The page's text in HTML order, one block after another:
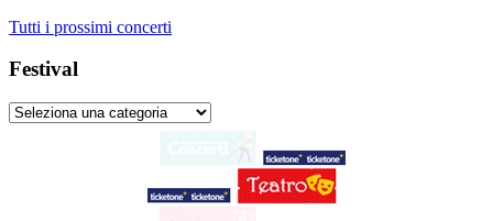
Tutti i prossimi concerti
Festival